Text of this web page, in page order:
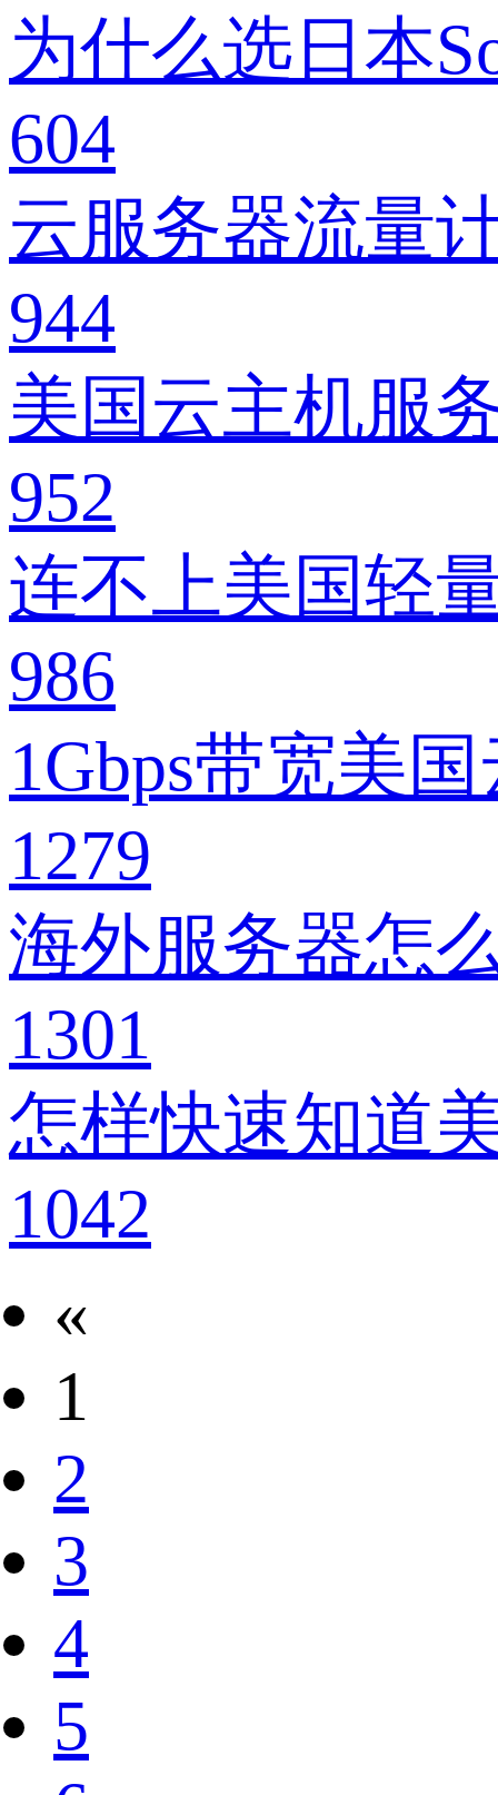
为什么选日本
604
云服务器流量
944
美国云主机服
952
连不上美国轻
986
1Gbps带宽美
1279
海外服务器怎
1301
怎样快速知道
1042
«
1
2
3
4
5